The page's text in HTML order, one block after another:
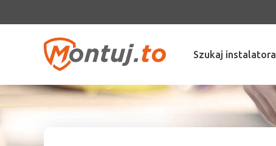
Szukaj instalatora